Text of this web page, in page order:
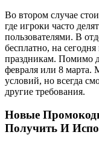
Во втором случае
где игроки часто
пользователями. В
бесплатно, на
праздникам. Помимо
февраля или 8 марта.
условий, но всегда
другие требования.
Новые
Получить И